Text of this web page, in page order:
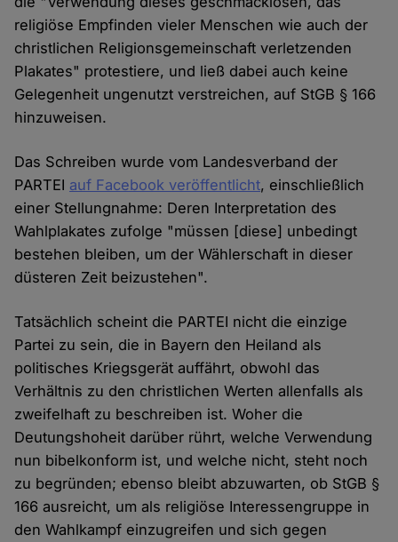
religiöse Empfinden vieler Menschen wie auch der
christlichen Religionsgemeinschaft verletzenden
Plakates" protestiere, und ließ dabei auch keine
Gelegenheit ungenutzt verstreichen, auf StGB § 166
hinzuweisen.
Das Schreiben wurde vom Landesverband der
PARTEI auf Facebook veröffentlicht, einschließlich
einer Stellungnahme: Deren Interpretation des
Wahlplakates zufolge "müssen [diese] unbedingt
bestehen bleiben, um der Wählerschaft in dieser
düsteren Zeit beizustehen".
Tatsächlich scheint die PARTEI nicht die einzige
Partei zu sein, die in Bayern den Heiland als
politisches Kriegsgerät auffährt, obwohl das
Verhältnis zu den christlichen Werten allenfalls als
zweifelhaft zu beschreiben ist. Woher die
Deutungshoheit darüber rührt, welche Verwendung
nun bibelkonform ist, und welche nicht, steht noch
zu begründen; ebenso bleibt abzuwarten, ob StGB §
166 ausreicht, um als religiöse Interessengruppe in
den Wahlkampf einzugreifen und sich gegen